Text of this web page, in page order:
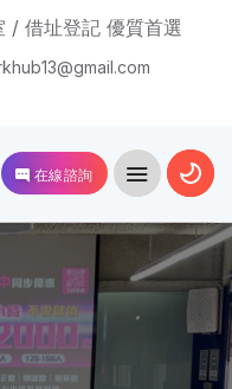
/ 借址登記 優質首選
在線諮詢